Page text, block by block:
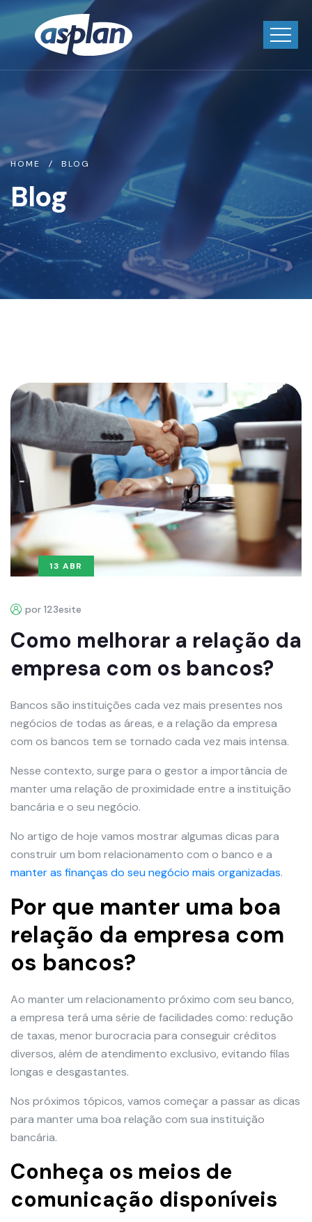
HOME BLOG
Blog
13 ABR
por 123esite
Como melhorar a relação da
empresa com os bancos?
Bancos são instituições cada vez mais presentes nos
negócios de todas as áreas, e a relação da empresa
com os bancos tem se tornado cada vez mais intensa.
Nesse contexto, surge para o gestor a importância de
manter uma relação de proximidade entre a instituição
bancária e o seu negócio.
No artigo de hoje vamos mostrar algumas dicas para
construir um bom relacionamento com o banco e a
manter as finanças do seu negócio mais organizadas.
Por que manter uma boa
relação da empresa com
os bancos?
Ao manter um relacionamento próximo com seu banco,
a empresa terá uma série de facilidades como: redução
de taxas, menor burocracia para conseguir créditos
diversos, além de atendimento exclusivo, evitando filas
longas e desgastantes.
Nos próximos tópicos, vamos começar a passar as dicas
para manter uma boa relação com sua instituição
bancária.
Conheça os meios de
comunicação disponíveis